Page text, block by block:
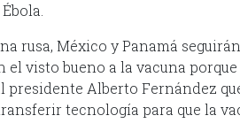
rusa, México y Panamá
el visto bueno a la vacuna
presidente Alberto Fernández
tecnología para que la